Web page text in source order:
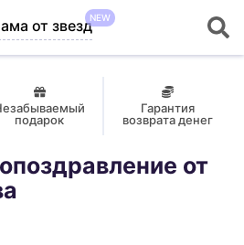
от звездNEW
подарок
Гарантия
возврата денег
от